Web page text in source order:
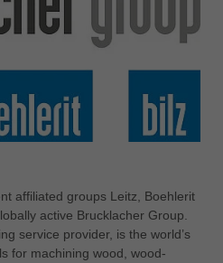
ไทย
affiliated groups Leitz, Boehlerit
active Brucklacher Group.
service provider, is the world’s
for machining wood, wood-